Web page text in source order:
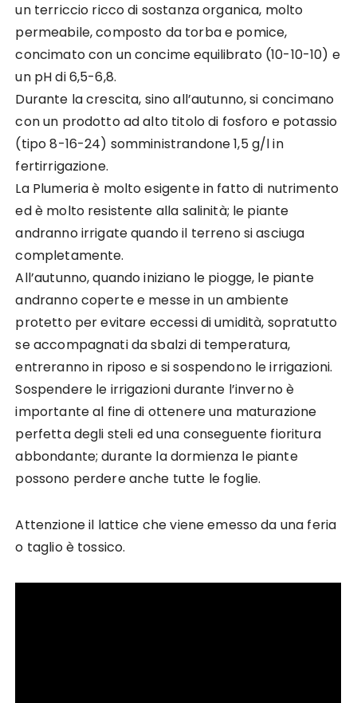
un terriccio ricco di sostanza organica, molto
permeabile, composto da torba e pomice,
concimato con un concime equilibrato (10-10-10) e
un pH di 6,5-6,8.
Durante la crescita, sino all’autunno, si concimano
con un prodotto ad alto titolo di fosforo e potassio
(tipo 8-16-24) somministrandone 1,5 g/l in
fertirrigazione.
La Plumeria è molto esigente in fatto di nutrimento
ed è molto resistente alla salinità; le piante
andranno irrigate quando il terreno si asciuga
completamente.
All’autunno, quando iniziano le piogge, le piante
andranno coperte e messe in un ambiente
protetto per evitare eccessi di umidità, sopratutto
se accompagnati da sbalzi di temperatura,
entreranno in riposo e si sospendono le irrigazioni.
Sospendere le irrigazioni durante l’inverno è
importante al fine di ottenere una maturazione
perfetta degli steli ed una conseguente fioritura
abbondante; durante la dormienza le piante
possono perdere anche tutte le foglie.
Attenzione il lattice che viene emesso da una feria
o taglio è tossico.